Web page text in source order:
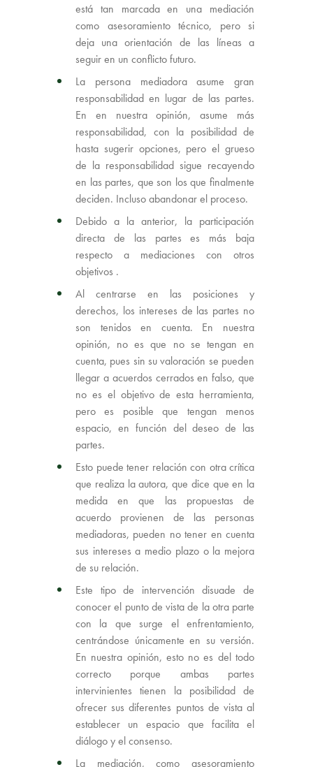
está tan marcada en una mediación
como asesoramiento técnico, pero si
deja una orientación de las líneas a
seguir en un conflicto futuro.
La persona mediadora asume gran
responsabilidad en lugar de las partes.
En en nuestra opinión, asume más
responsabilidad, con la posibilidad de
hasta sugerir opciones, pero el grueso
de la responsabilidad sigue recayendo
en las partes, que son los que finalmente
deciden. Incluso abandonar el proceso.
Debido a la anterior, la participación
directa de las partes es más baja
respecto a mediaciones con otros
objetivos .
Al centrarse en las posiciones y
derechos, los intereses de las partes no
son tenidos en cuenta. En nuestra
opinión, no es que no se tengan en
cuenta, pues sin su valoración se pueden
llegar a acuerdos cerrados en falso, que
no es el objetivo de esta herramienta,
pero es posible que tengan menos
espacio, en función del deseo de las
partes.
Esto puede tener relación con otra crítica
que realiza la autora, que dice que en la
medida en que las propuestas de
acuerdo provienen de las personas
mediadoras, pueden no tener en cuenta
sus intereses a medio plazo o la mejora
de su relación.
Este tipo de intervención disuade de
conocer el punto de vista de la otra parte
con la que surge el enfrentamiento,
centrándose únicamente en su versión.
En nuestra opinión, esto no es del todo
correcto porque ambas partes
intervinientes tienen la posibilidad de
ofrecer sus diferentes puntos de vista al
establecer un espacio que facilita el
diálogo y el consenso.
La mediación, como asesoramiento